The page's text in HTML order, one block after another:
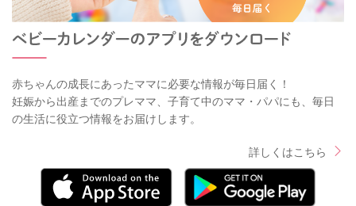
赤ちゃんの成長にあったママに必要な情報が毎日届く！
妊娠から出産までのプレママ、子育て中のママ・パパにも、毎日
の生活に役立つ情報をお届けします。
詳しくはこちら